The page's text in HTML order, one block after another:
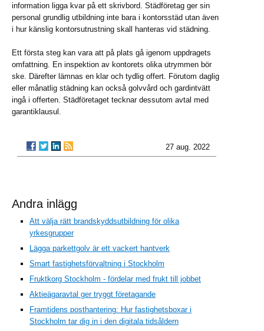
information ligga kvar på ett skrivbord. Städföretag ger sin
personal grundlig utbildning inte bara i kontorsstäd utan även
i hur känslig kontorsutrustning skall hanteras vid städning.
Ett första steg kan vara att på plats gå igenom uppdragets
omfattning. En inspektion av kontorets olika utrymmen bör
ske. Därefter lämnas en klar och tydlig offert. Förutom daglig
eller månatlig städning kan också golvvård och gardintvätt
ingå i offerten. Städföretaget tecknar dessutom avtal med
garantiklausul.
27 aug. 2022
Andra inlägg
Att välja rätt brandskyddsutbildning för olika
yrkesgrupper
Lägga parkettgolv är ett vackert hantverk
Smart fastighetsförvaltning i Stockholm
Fruktkorg Stockholm - fördelar med frukt till jobbet
Aktieägaravtal ger tryggt företagande
Framtidens posthantering: Hur fastighetsboxar i
Stockholm tar dig in i den digitala tidsåldern